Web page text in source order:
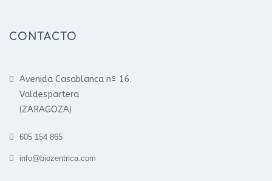
CONTACTO
Avenida Casablanca nº 16.
Valdespartera
(ZARAGOZA)
605 154 865
info@biozentrica.com